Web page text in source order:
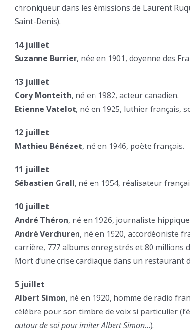
chroniqueur dans les émissions de Laurent
Saint-Denis).
14 juillet
Suzanne Burrier, née en 1901, doyenne des
13 juillet
Cory Monteith, né en 1982, acteur canadien.
Etienne Vatelot, né en 1925, luthier français,
12 juillet
Mathieu Bénézet, né en 1946, poète français.
11 juillet
Sébastien Grall, né en 1954, réalisateur
10 juillet
André Théron, né en 1926, journaliste
André Verchuren, né en 1920, accordéoniste
carrière, 777 albums enregistrés et 80 millions
Mort d’une crise cardiaque dans un restaurant
5 juillet
Albert Simon, né en 1920, homme de radio
célèbre pour son timbre de voix si particulier
autour de soi pour imiter Albert Simon…).